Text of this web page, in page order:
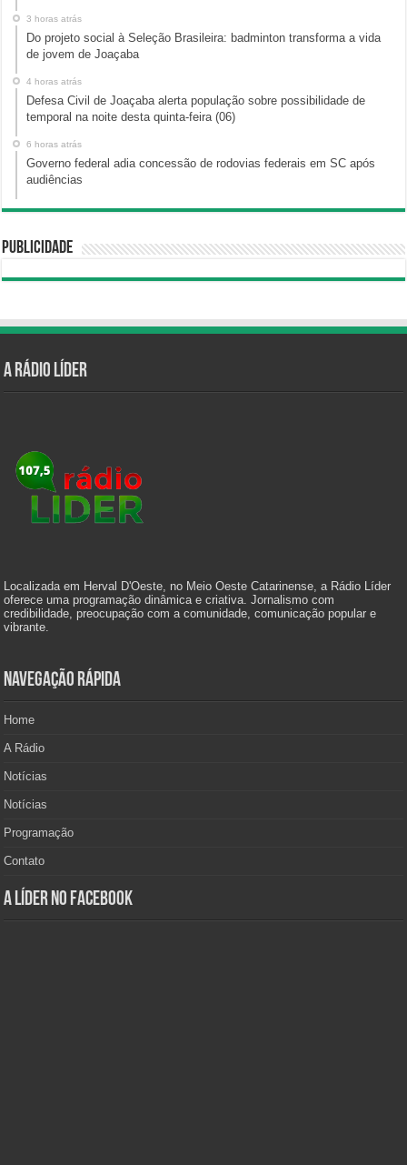
3 horas atrás
Do projeto social à Seleção Brasileira: badminton transforma a vida
de jovem de Joaçaba
4 horas atrás
Defesa Civil de Joaçaba alerta população sobre possibilidade de
temporal na noite desta quinta-feira (06)
6 horas atrás
Governo federal adia concessão de rodovias federais em SC após
audiências
Publicidade
A Rádio Líder
Localizada em Herval D'Oeste, no Meio Oeste Catarinense, a Rádio Líder
oferece uma programação dinâmica e criativa. Jornalismo com
credibilidade, preocupação com a comunidade, comunicação popular e
vibrante.
Navegação Rápida
Home
A Rádio
Notícias
Notícias
Programação
Contato
A Líder no Facebook